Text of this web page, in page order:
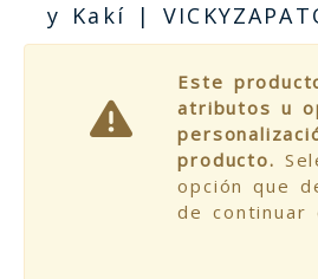
y Kakí |
Este
atributos u
producto.
opción que
de continuar